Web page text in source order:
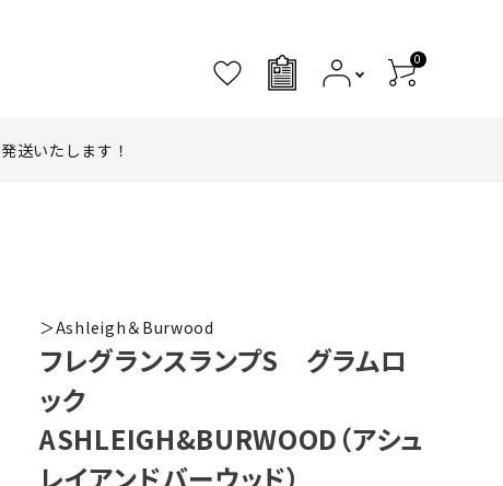
0
発送いたします！
＞Ashleigh＆Burwood
フレグランスランプS グラムロ
ック
ASHLEIGH&BURWOOD（アシュ
レイアンドバーウッド）